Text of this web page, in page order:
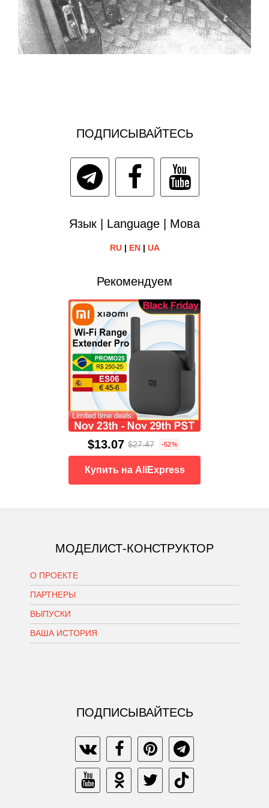
ПОДПИСЫВАЙТЕСЬ
Язык | Language | Мова
RU| EN| UA
Рекомендуем
$13.07 $27.47 -52%
Купить на AliExpress
МОДЕЛИСТ-КОНСТРУКТОР
О ПРОЕКТЕ
ПАРТНЕРЫ
ВЫПУСКИ
ВАША ИСТОРИЯ
ПОДПИСЫВАЙТЕСЬ